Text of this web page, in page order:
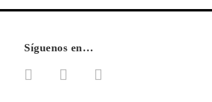
Síguenos en…